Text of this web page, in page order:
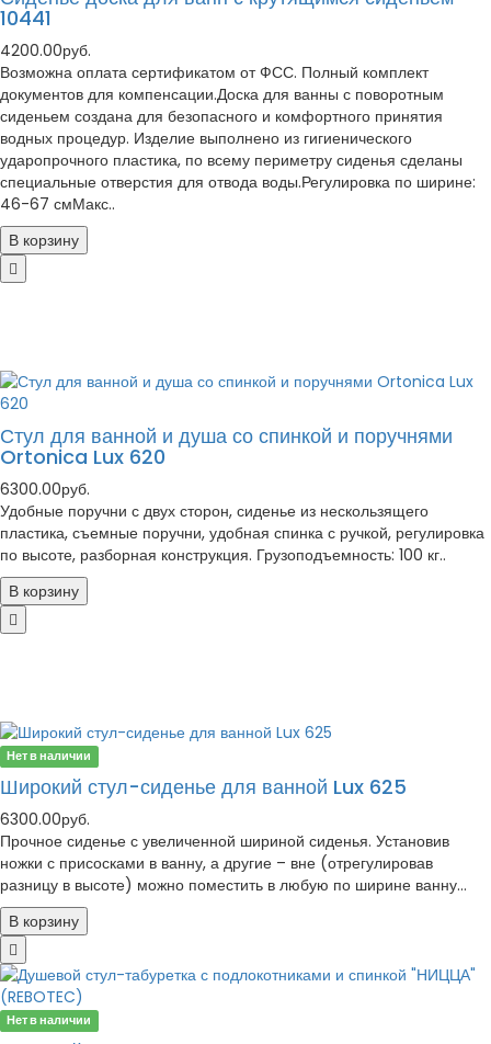
10441
4200.00руб.
Возможна оплата сертификатом от ФСС. Полный комплект
документов для компенсации.Доска для ванны с поворотным
сиденьем создана для безопасного и комфортного принятия
водных процедур. Изделие выполнено из гигиенического
ударопрочного пластика, по всему периметру сиденья сделаны
специальные отверстия для отвода воды.Регулировка по ширине:
46-67 смМакс..
В корзину
Стул для ванной и душа со спинкой и поручнями
Ortonica Lux 620
6300.00руб.
Удобные поручни с двух сторон, сиденье из нескользящего
пластика, съемные поручни, удобная спинка с ручкой, регулировка
по высоте, разборная конструкция. Грузоподъемность: 100 кг..
В корзину
Нет в наличии
Широкий стул-сиденье для ванной Lux 625
6300.00руб.
Прочное сиденье с увеличенной шириной сиденья. Установив
ножки с присосками в ванну, а другие – вне (отрегулировав
разницу в высоте) можно поместить в любую по ширине ванну...
В корзину
Нет в наличии